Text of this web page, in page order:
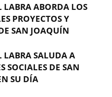
LABRA ABORDA LOS
PROYECTOS Y
SAN JOAQUÍN
LABRA SALUDA A
SOCIALES DE SAN
SU DÍA